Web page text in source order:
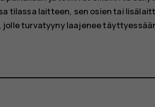
tilassa laitteen, sen osien tai
turvatyyny laajenee